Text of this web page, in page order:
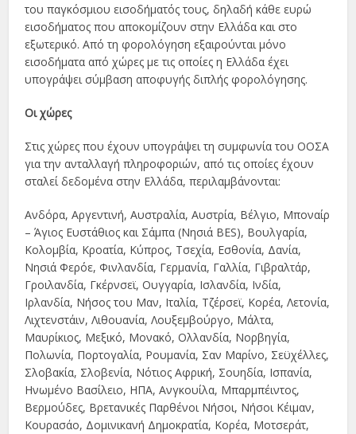
του παγκόσμιου εισοδήματός τους, δηλαδή κάθε ευρώ
εισοδήματος που αποκομίζουν στην Ελλάδα και στο
εξωτερικό. Από τη φορολόγηση εξαιρούνται μόνο
εισοδήματα από χώρες με τις οποίες η Ελλάδα έχει
υπογράψει σύμβαση αποφυγής διπλής φορολόγησης.
Οι χώρες
Στις χώρες που έχουν υπογράψει τη συμφωνία του ΟΟΣΑ
για την ανταλλαγή πληροφοριών, από τις οποίες έχουν
σταλεί δεδομένα στην Ελλάδα, περιλαμβάνονται:
Ανδόρα, Αργεντινή, Αυστραλία, Αυστρία, Βέλγιο, Μποναίρ
– Άγιος Ευστάθιος και Σάμπα (Νησιά BES), Βουλγαρία,
Κολομβία, Κροατία, Κύπρος, Τσεχία, Εσθονία, Δανία,
Νησιά Φερόε, Φινλανδία, Γερμανία, Γαλλία, Γιβραλτάρ,
Γροιλανδία, Γκέρνσεϊ, Ουγγαρία, Ισλανδία, Ινδία,
Ιρλανδία, Νήσος του Μαν, Ιταλία, Τζέρσεϊ, Κορέα, Λετονία,
Λιχτενστάιν, Λιθουανία, Λουξεμβούργο, Μάλτα,
Μαυρίκιος, Μεξικό, Μονακό, Ολλανδία, Νορβηγία,
Πολωνία, Πορτογαλία, Ρουμανία, Σαν Μαρίνο, Σεϋχέλλες,
Σλοβακία, Σλοβενία, Νότιος Αφρική, Σουηδία, Ισπανία,
Ηνωμένο Βασίλειο, ΗΠΑ, Ανγκουίλα, Μπαρμπέιντος,
Βερμούδες, Βρετανικές Παρθένοι Νήσοι, Νήσοι Κέιμαν,
Κουρασάο, Δομινικανή Δημοκρατία, Κορέα, Μοτσεράτ,